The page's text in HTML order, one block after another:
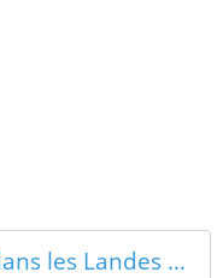
Bapteme de l'air en ULM dans les Landes - ULM Littoral